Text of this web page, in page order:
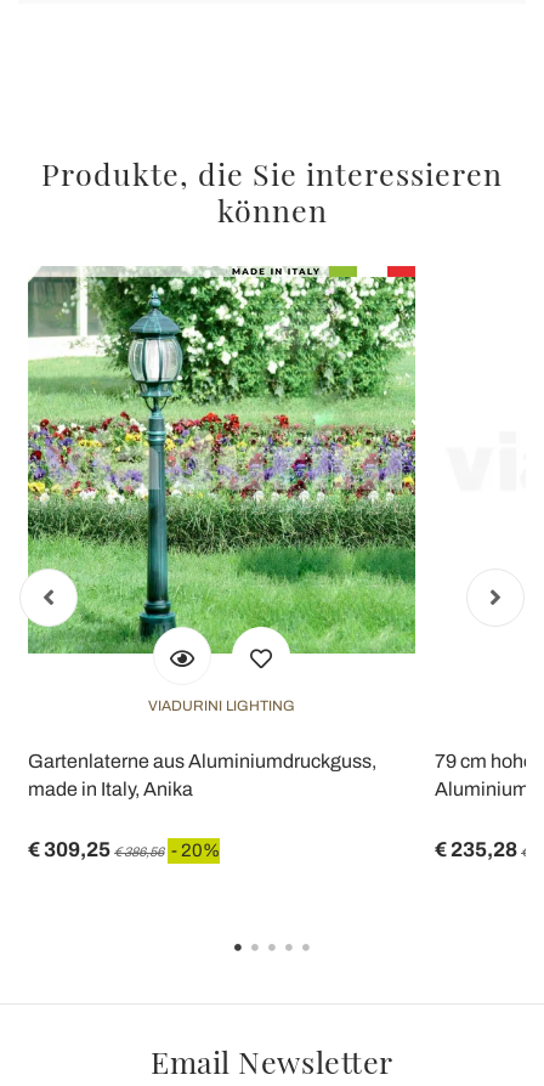
Produkte, die Sie interessieren
können
VIADURINI LIGHTING
Gartenlaterne aus Aluminiumdruckguss,
made in Italy, Anika
€ 309,25 € 386,56 - 20%
79 cm hohe
€ 235,28 €
Email Newsletter